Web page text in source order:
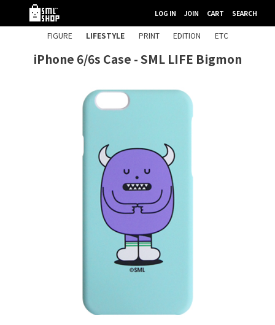
LOG IN JOIN CART SEARCH
FIGURE LIFESTYLE PRINT EDITION ETC
iPhone 6/6s Case - SML LIFE Bigmon